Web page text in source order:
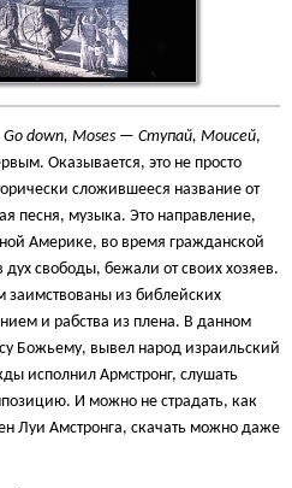
Go down, Moses — Ступай, Моисей,
Оказывается, это не просто
сложившееся название от
песня, музыка. Это направление,
Америке, во время гражданской
свободы, бежали от своих хозяев.
заимствованы из библейских
и рабства из плена. В данном
Божьему, вывел народ израильский
исполнил Армстронг, слушать
И можно не страдать, как
Луи Амстронга, скачать можно даже